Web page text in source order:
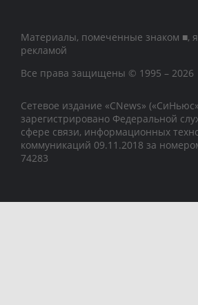
Материалы, помеченные знаком ■,
рекламой
Все права защищены © 1995 – 2026
Сетевое издание «CNews»
зарегистрировано Федеральной
сфере связи, информационных
коммуникаций 09.11.2018 за
74283